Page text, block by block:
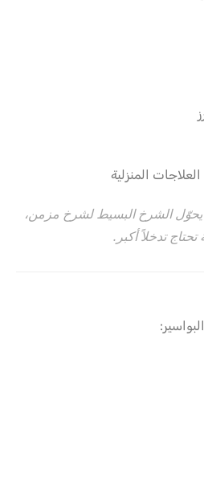
يحوّل الشرخ البسيط لشرخ مزمن،
تدخلاً أكبر.